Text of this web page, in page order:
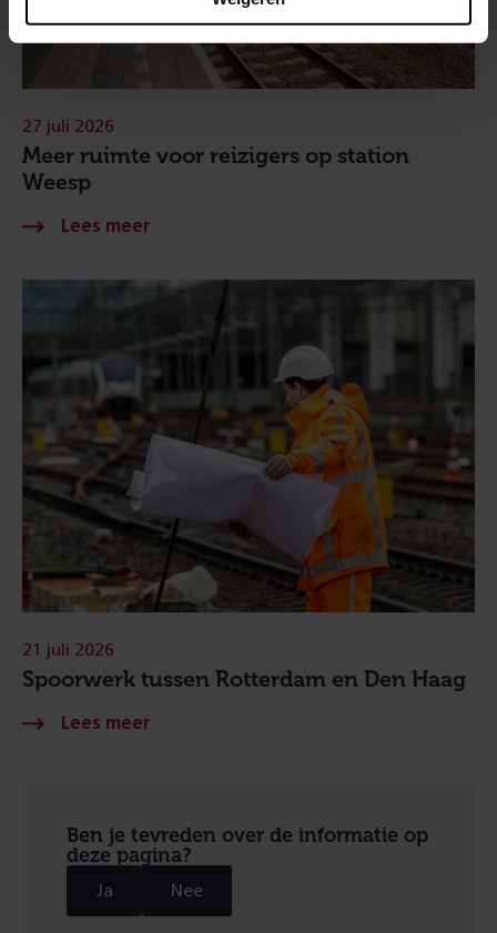
Meer ruimte voor reizigers op station
Weesp
27 juli 2026
Spoorwerk tussen Rotterdam en Den Haag
21 juli 2026
Ben je tevreden over de informatie op
deze pagina?
Ja Nee